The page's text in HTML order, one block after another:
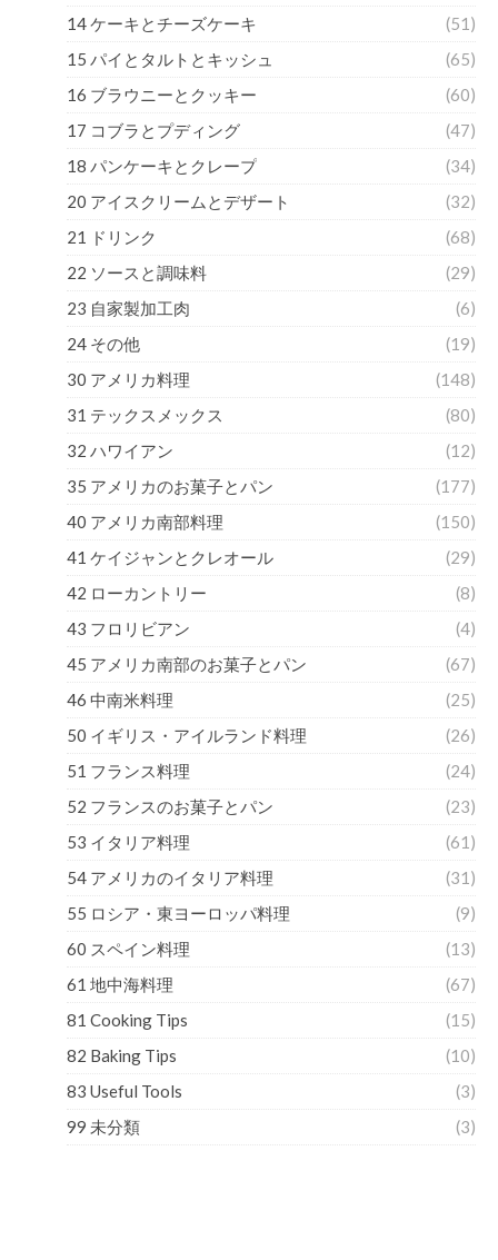
14 ケーキとチーズケーキ
(51)
15 パイとタルトとキッシュ
(65)
16 ブラウニーとクッキー
(60)
17 コブラとプディング
(47)
18 パンケーキとクレープ
(34)
20 アイスクリームとデザート
(32)
21 ドリンク
(68)
22 ソースと調味料
(29)
23 自家製加工肉
(6)
24 その他
(19)
30 アメリカ料理
(148)
31 テックスメックス
(80)
32 ハワイアン
(12)
35 アメリカのお菓子とパン
(177)
40 アメリカ南部料理
(150)
41 ケイジャンとクレオール
(29)
42 ローカントリー
(8)
43 フロリビアン
(4)
45 アメリカ南部のお菓子とパン
(67)
46 中南米料理
(25)
50 イギリス・アイルランド料理
(26)
51 フランス料理
(24)
52 フランスのお菓子とパン
(23)
53 イタリア料理
(61)
54 アメリカのイタリア料理
(31)
55 ロシア・東ヨーロッパ料理
(9)
60 スペイン料理
(13)
61 地中海料理
(67)
81 Cooking Tips
(15)
82 Baking Tips
(10)
83 Useful Tools
(3)
99 未分類
(3)